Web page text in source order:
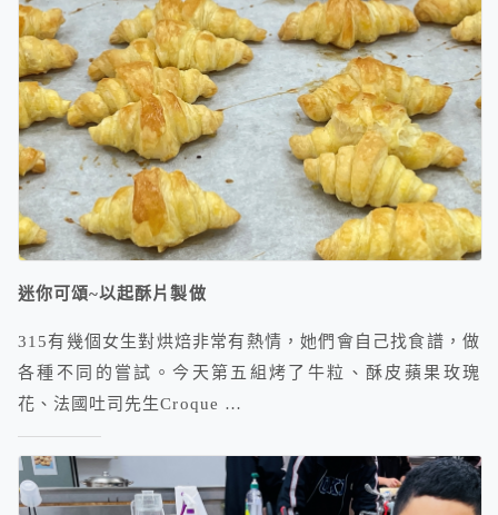
迷你可頌~以起酥片製做
315有幾個女生對烘焙非常有熱情，她們會自己找食譜，做
各種不同的嘗試。今天第五組烤了牛粒、酥皮蘋果玫瑰
花、法國吐司先生Croque …